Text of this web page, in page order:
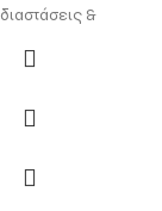
διαστάσεις &